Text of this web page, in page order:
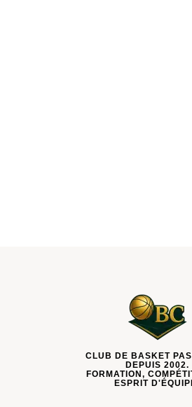
CLUB DE BASKET
DEPUIS 2002.
FORMATION,
ESPRIT